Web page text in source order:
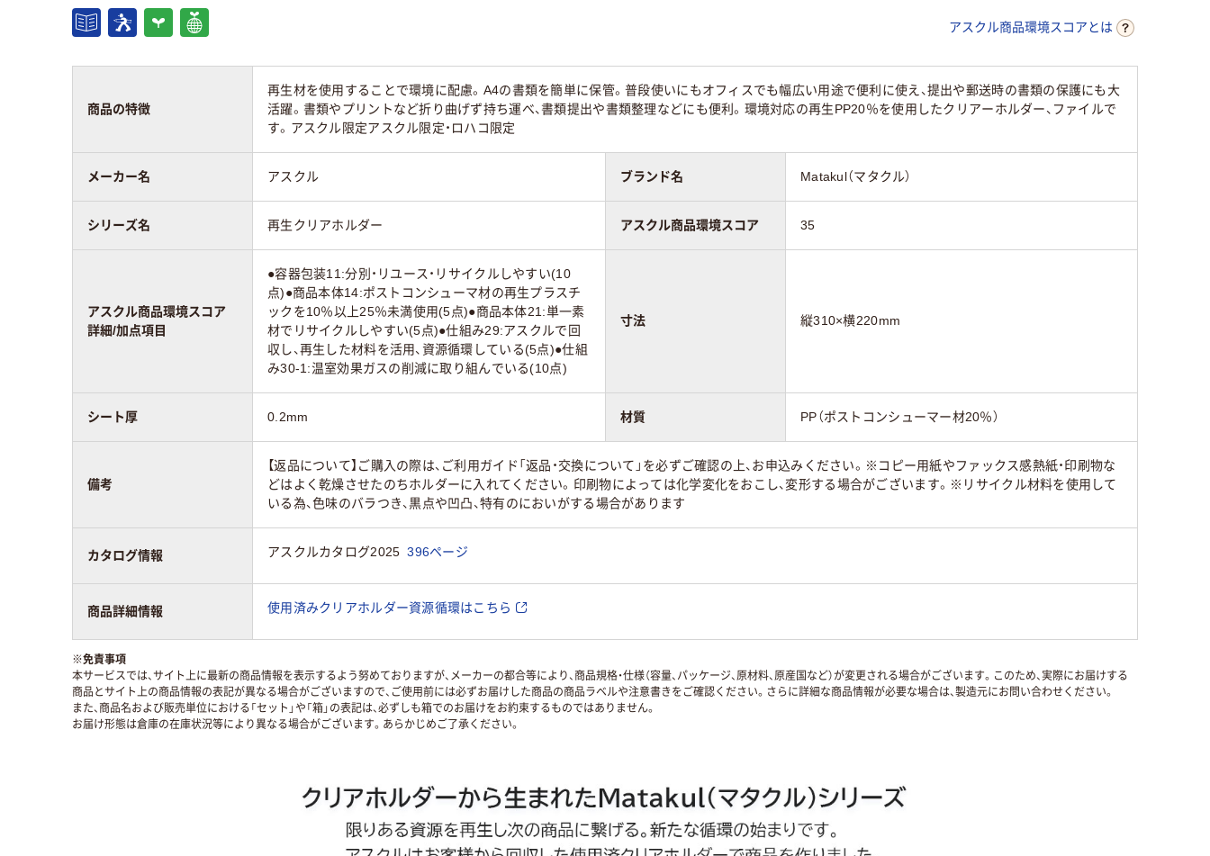
アスクル商品環境スコアとは
商品の特徴
再生材を使用することで環境に配慮。A4の書類を簡単に保管。普段使いにもオフィスでも幅広い用途で便利に使え、提出や郵送時の書類の保護にも大
活躍。書類やプリントなど折り曲げず持ち運べ、書類提出や書類整理などにも便利。環境対応の再生PP20％を使用したクリアーホルダー、ファイルで
す。アスクル限定アスクル限定・ロハコ限定
メーカー名 アスクル ブランド名 Matakul（マタクル）
シリーズ名 再生クリアホルダー アスクル商品環境スコア 35
アスクル商品環境スコア
詳細/加点項目
●容器包装11:分別・リユース・リサイクルしやすい(10
点)●商品本体14:ポストコンシューマ材の再生プラスチ
ックを10％以上25％未満使用(5点)●商品本体21:単一素
材でリサイクルしやすい(5点)●仕組み29:アスクルで回
収し、再生した材料を活用、資源循環している(5点)●仕組
み30-1:温室効果ガスの削減に取り組んでいる(10点)
寸法 縦310×横220mm
シート厚 0.2mm 材質 PP（ポストコンシューマー材20％）
備考
【返品について】ご購入の際は、ご利用ガイド「返品・交換について」を必ずご確認の上、お申込みください。※コピー用紙やファックス感熱紙・印刷物な
どはよく乾燥させたのちホルダーに入れてください。印刷物によっては化学変化をおこし、変形する場合がございます。※リサイクル材料を使用して
いる為、色味のバラつき、黒点や凹凸、特有のにおいがする場合があります
カタログ情報 アスクルカタログ2025 396ページ
商品詳細情報 使用済みクリアホルダー資源循環はこちら
※免責事項
本サービスでは、サイト上に最新の商品情報を表示するよう努めておりますが、メーカーの都合等により、商品規格・仕様（容量、パッケージ、原材料、原産国など）が変更される場合がございます。このため、実際にお届けする
商品とサイト上の商品情報の表記が異なる場合がございますので、ご使用前には必ずお届けした商品の商品ラベルや注意書きをご確認ください。さらに詳細な商品情報が必要な場合は、製造元にお問い合わせください。
また、商品名および販売単位における「セット」や「箱」の表記は、必ずしも箱でのお届けをお約束するものではありません。
お届け形態は倉庫の在庫状況等により異なる場合がございます。あらかじめご了承ください。